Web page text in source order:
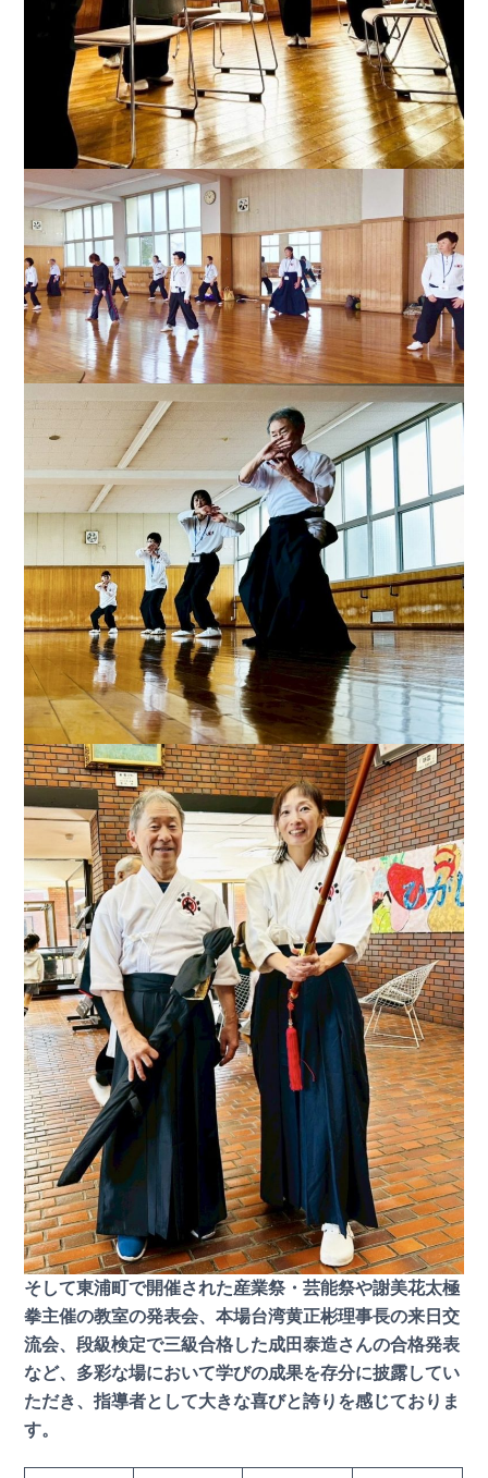
そして東浦町で開催された産業祭・芸能祭や謝美花太極
拳主催の教室の発表会、本場台湾黄正彬理事長の来日交
流会、段級検定で三級合格した成田泰造さんの合格発表
など、多彩な場において学びの成果を存分に披露してい
ただき、指導者として大きな喜びと誇りを感じておりま
す。